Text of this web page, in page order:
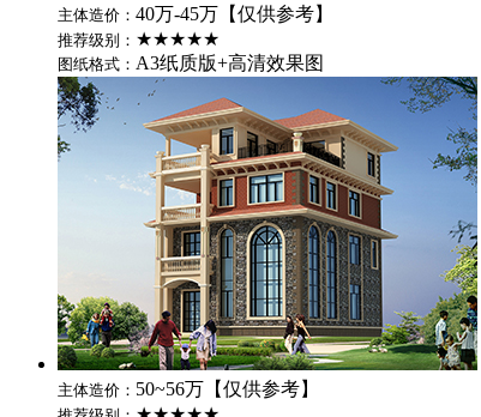
主体造价： 40万-45万【仅供参考】
推荐级别： ★★★★★
图纸格式： A3纸质版+高清效果图
主体造价： 50~56万【仅供参考】